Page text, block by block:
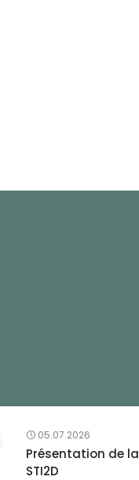
05.07.2026
Présentation de la
STI2D